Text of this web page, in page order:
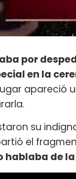
por
en la
lugar apareció
su
el
de